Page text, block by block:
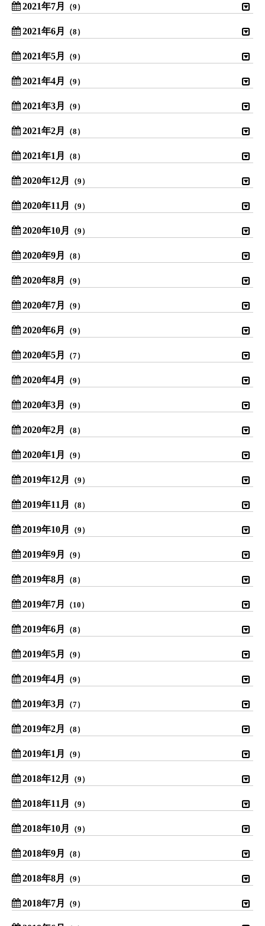
2021年7月 （9）
2021年6月 （8）
2021年5月 （9）
2021年4月 （9）
2021年3月 （9）
2021年2月 （8）
2021年1月 （8）
2020年12月 （9）
2020年11月 （9）
2020年10月 （9）
2020年9月 （8）
2020年8月 （9）
2020年7月 （9）
2020年6月 （9）
2020年5月 （7）
2020年4月 （9）
2020年3月 （9）
2020年2月 （8）
2020年1月 （9）
2019年12月 （9）
2019年11月 （8）
2019年10月 （9）
2019年9月 （9）
2019年8月 （8）
2019年7月 （10）
2019年6月 （8）
2019年5月 （9）
2019年4月 （9）
2019年3月 （7）
2019年2月 （8）
2019年1月 （9）
2018年12月 （9）
2018年11月 （9）
2018年10月 （9）
2018年9月 （8）
2018年8月 （9）
2018年7月 （9）